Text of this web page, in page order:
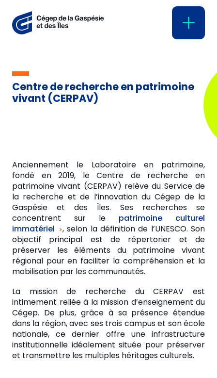
À propos
Centre de recherche en
patrimoine vivant (CERPAV)
Groupe de recherche et
d’expérimentation sur les forêts
nourricières en milieu nordique
(GREFoN)
Option Recherche-études : les
immersions en recherche
Comité d’éthique de la recherche
Éthique en matière
d’expérimentation sur les animaux
Fonds de soutien à la recherche
Centre de recherche en patrimoine
vivant (CERPAV)
Anciennement le Laboratoire en patrimoine,
fondé en 2019, le Centre de recherche en
patrimoine vivant (CERPAV) relève du Service de
la recherche et de l’innovation du Cégep de la
Gaspésie et des Îles. Ses recherches se
concentrent sur le patrimoine culturel
immatériel
, selon la définition de l’UNESCO. Son
objectif principal est de répertorier et de
préserver les éléments du patrimoine vivant
régional pour en faciliter la compréhension et la
mobilisation par les communautés.
La mission de recherche du CERPAV est
intimement reliée à la mission d’enseignement du
Cégep. De plus, grâce à sa présence étendue
dans la région, avec ses trois campus et son école
nationale, ce dernier offre une infrastructure
institutionnelle idéalement située pour préserver
et transmettre les multiples héritages culturels.